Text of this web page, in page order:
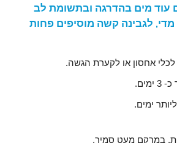
עוד מים בהדרגה ובתשומת לב
לגבינה קשה מוסיפים פחות
אחסון או לקערת הגשה.
ימים.
במרקם מעט סמיך,